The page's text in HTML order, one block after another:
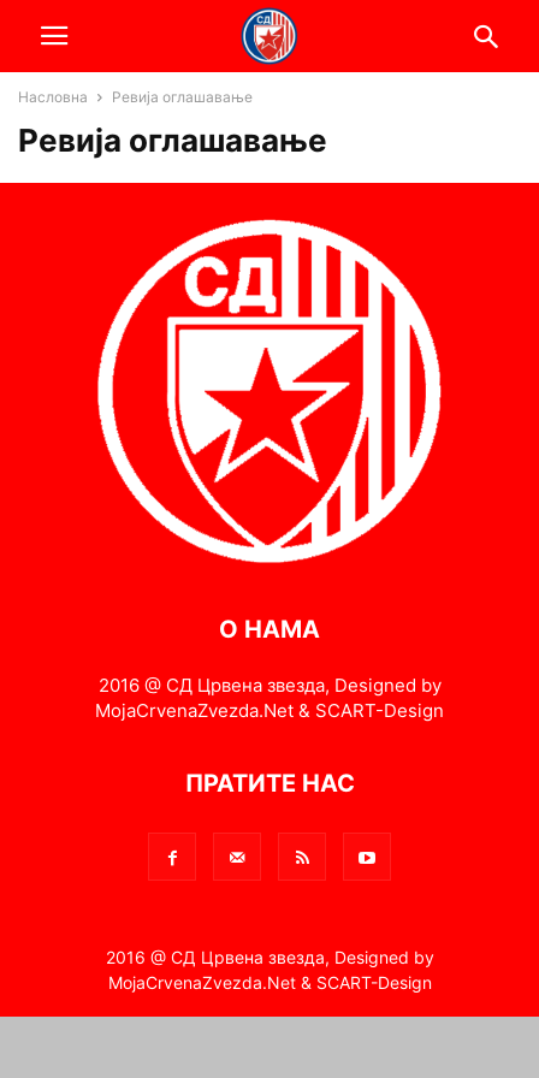
Насловна Ревија оглашавање
Ревија оглашавање
О НАМА
2016 @ СД Црвена звезда, Designed by
MojaCrvenaZvezda.Net & SCART-Design
ПРАТИТЕ НАС
2016 @ СД Црвена звезда, Designed by
MojaCrvenaZvezda.Net & SCART-Design